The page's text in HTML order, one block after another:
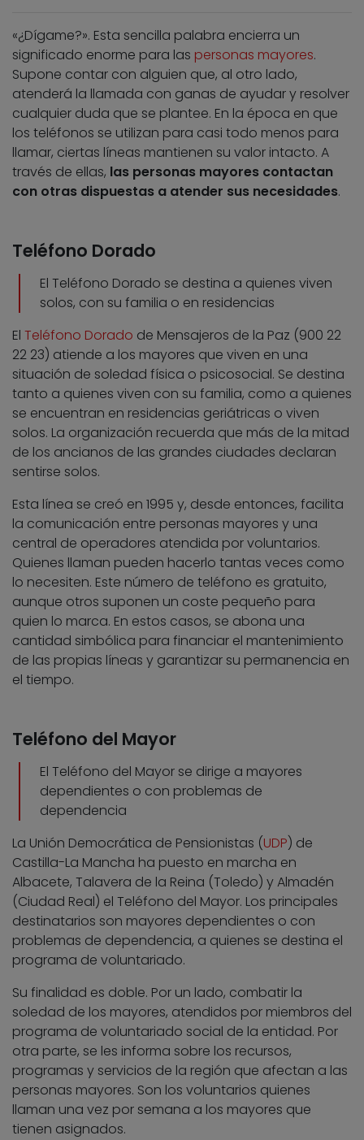
«¿Dígame?». Esta sencilla palabra encierra un
significado enorme para las personas mayores.
Supone contar con alguien que, al otro lado,
atenderá la llamada con ganas de ayudar y resolver
cualquier duda que se plantee. En la época en que
los teléfonos se utilizan para casi todo menos para
llamar, ciertas líneas mantienen su valor intacto. A
través de ellas, las personas mayores contactan
con otras dispuestas a atender sus necesidades.
Teléfono Dorado
El Teléfono Dorado se destina a quienes viven
solos, con su familia o en residencias
El Teléfono Dorado de Mensajeros de la Paz (900 22
22 23) atiende a los mayores que viven en una
situación de soledad física o psicosocial. Se destina
tanto a quienes viven con su familia, como a quienes
se encuentran en residencias geriátricas o viven
solos. La organización recuerda que más de la mitad
de los ancianos de las grandes ciudades declaran
sentirse solos.
Esta línea se creó en 1995 y, desde entonces, facilita
la comunicación entre personas mayores y una
central de operadores atendida por voluntarios.
Quienes llaman pueden hacerlo tantas veces como
lo necesiten. Este número de teléfono es gratuito,
aunque otros suponen un coste pequeño para
quien lo marca. En estos casos, se abona una
cantidad simbólica para financiar el mantenimiento
de las propias líneas y garantizar su permanencia en
el tiempo.
Teléfono del Mayor
El Teléfono del Mayor se dirige a mayores
dependientes o con problemas de
dependencia
La Unión Democrática de Pensionistas (UDP) de
Castilla-La Mancha ha puesto en marcha en
Albacete, Talavera de la Reina (Toledo) y Almadén
(Ciudad Real) el Teléfono del Mayor. Los principales
destinatarios son mayores dependientes o con
problemas de dependencia, a quienes se destina el
programa de voluntariado.
Su finalidad es doble. Por un lado, combatir la
soledad de los mayores, atendidos por miembros del
programa de voluntariado social de la entidad. Por
otra parte, se les informa sobre los recursos,
programas y servicios de la región que afectan a las
personas mayores. Son los voluntarios quienes
llaman una vez por semana a los mayores que
tienen asignados.